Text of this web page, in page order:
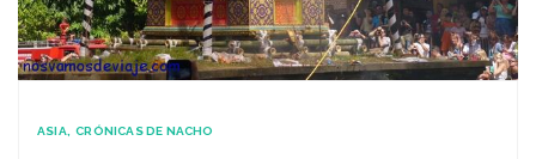
ASIA CRÓNICAS DE NACHO